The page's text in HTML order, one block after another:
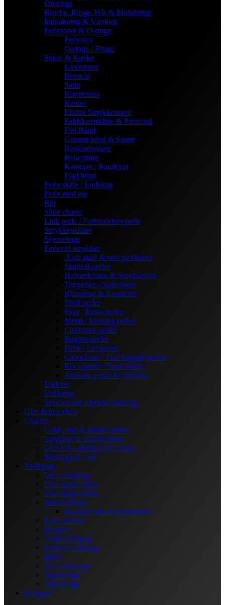
Øreringe
Broche, Ringe, Hår & Mobilstrop
Indpakning & Værktøj
Perlestave & O-ringe
Perlestav
O-ringe / Ringe
Snøre & Kæder
Lædersnor
Bomuld
Satin
Knyttesnor
Kæder
Elastik Smykkesnøre
Faldskærmsline & Paracord
Flet Bånd
Gummi bånd & Snøre
Ruskindssnøre
Bola snøre
Kantsyet / Randsyet
Flad bånd
Perle skåle / Endekap
Perle med øje
Rør
Slide charm
Link perle / Forbindelses perle
Smykkepakker
Stjernetegn
Perler til smykker
Ægte guld & sølv produkter
Stardust perler
Halvædelsten & Smykkesten
Træperler – Suttesnore
Rhinstene & Rondeller
Shell perler
Plast / Resin perler
Metal / Messing perler
Cloisonne perler
Bogstavperler
Fimo / Ler perler
Cabochons / Flad bagside perler
Rocaiperler / Seed beads
Anboret perler & Tilbehør
Enderør
Vedhæng
Sølvfarvede smykkevedhæng
Glas & porcelæn
Charms
Guld, sølv & metal charms
Smykker til charms m.m.
Glas led – Resin perler m.m.
Sterling sølv led
Vedhæng
Sølv vedhæng
Glas & porcelæn
Glas & porcelæn
Sten & Perler
Polerede sten & lommesten
Kors & Ikon
Blandet
Guld vedhæng
Emalje vedhæng
Børn
Sort vedhæng
Stjernetegn
Stjernetegn
Knapper